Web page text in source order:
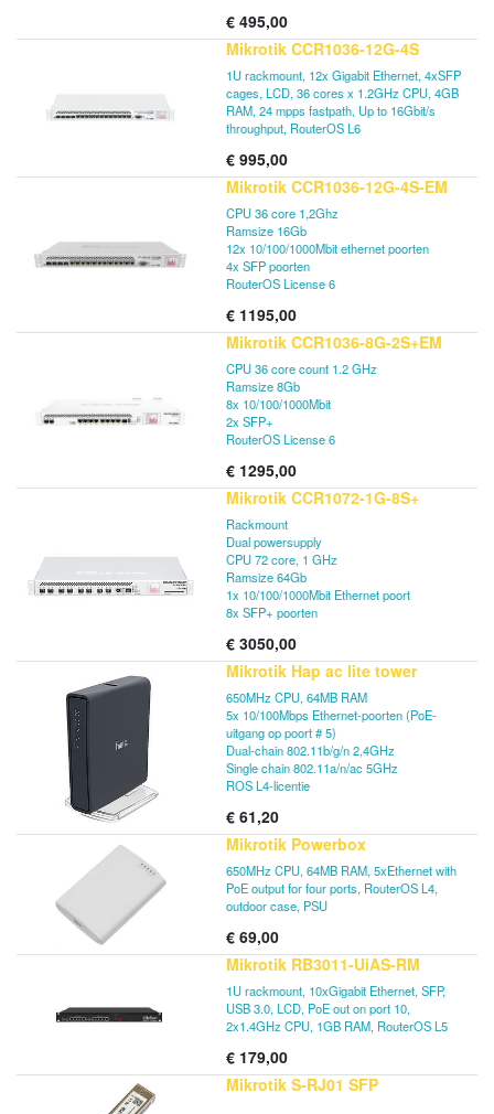
€ 495,00
Mikrotik CCR1036-12G-4S
1U rackmount, 12x Gigabit Ethernet, 4xSFP
cages, LCD, 36 cores x 1.2GHz CPU, 4GB
RAM, 24 mpps fastpath, Up to 16Gbit/s
throughput, RouterOS L6
€ 995,00
Mikrotik CCR1036-12G-4S-EM
CPU 36 core 1,2Ghz
Ramsize 16Gb
12x 10/100/1000Mbit ethernet poorten
4x SFP poorten
RouterOS License 6
€ 1195,00
Mikrotik CCR1036-8G-2S+EM
CPU 36 core count 1.2 GHz
Ramsize 8Gb
8x 10/100/1000Mbit
2x SFP+
RouterOS License 6
€ 1295,00
Mikrotik CCR1072-1G-8S+
Rackmount
Dual powersupply
CPU 72 core, 1 GHz
Ramsize 64Gb
1x 10/100/1000Mbit Ethernet poort
8x SFP+ poorten
€ 3050,00
Mikrotik Hap ac lite tower
650MHz CPU, 64MB RAM
5x 10/100Mbps Ethernet-poorten (PoE-
uitgang op poort # 5)
Dual-chain 802.11b/g/n 2,4GHz
Single chain 802.11a/n/ac 5GHz
ROS L4-licentie
€ 61,20
Mikrotik Powerbox
650MHz CPU, 64MB RAM, 5xEthernet with
PoE output for four ports, RouterOS L4,
outdoor case, PSU
€ 69,00
Mikrotik RB3011-UiAS-RM
1U rackmount, 10xGigabit Ethernet, SFP,
USB 3.0, LCD, PoE out on port 10,
2x1.4GHz CPU, 1GB RAM, RouterOS L5
€ 179,00
Mikrotik S-RJ01 SFP